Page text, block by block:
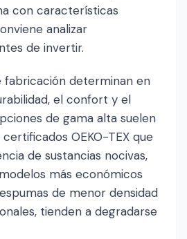
con características
analizar
de invertir.
fabricación determinan en
el confort y el
de gama alta suelen
OEKO-TEX que
de sustancias nocivas,
más económicos
de menor densidad
tienden a degradarse